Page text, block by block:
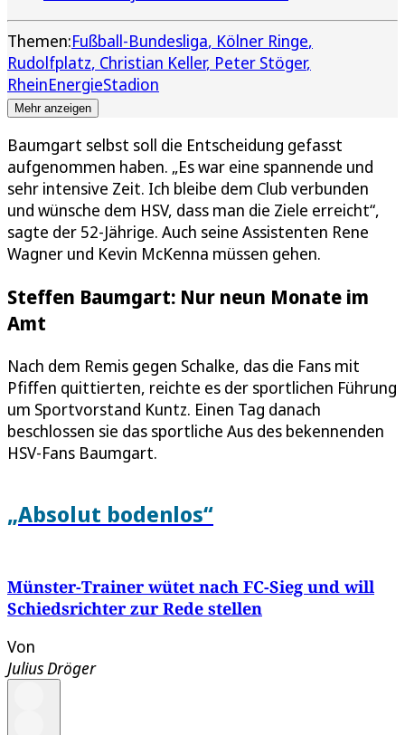
Themen:Fußball-Bundesliga Kölner Ringe
Rudolfplatz Christian Keller Peter Stöger
RheinEnergieStadion
Mehr anzeigen
Baumgart selbst soll die Entscheidung gefasst
aufgenommen haben. „Es war eine spannende und
sehr intensive Zeit. Ich bleibe dem Club verbunden
und wünsche dem HSV, dass man die Ziele erreicht“,
sagte der 52-Jährige. Auch seine Assistenten Rene
Wagner und Kevin McKenna müssen gehen.
Steffen Baumgart: Nur neun Monate im
Amt
Nach dem Remis gegen Schalke, das die Fans mit
Pfiffen quittierten, reichte es der sportlichen Führung
um Sportvorstand Kuntz. Einen Tag danach
beschlossen sie das sportliche Aus des bekennenden
HSV-Fans Baumgart.
„Absolut bodenlos“
Münster-Trainer wütet nach FC-Sieg und will
Schiedsrichter zur Rede stellen
Von
Julius Dröger